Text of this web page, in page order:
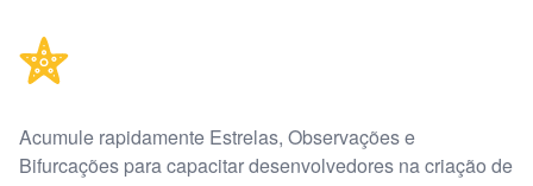
Acumule rapidamente Estrelas, Observações e
Bifurcações para capacitar desenvolvedores na criação de